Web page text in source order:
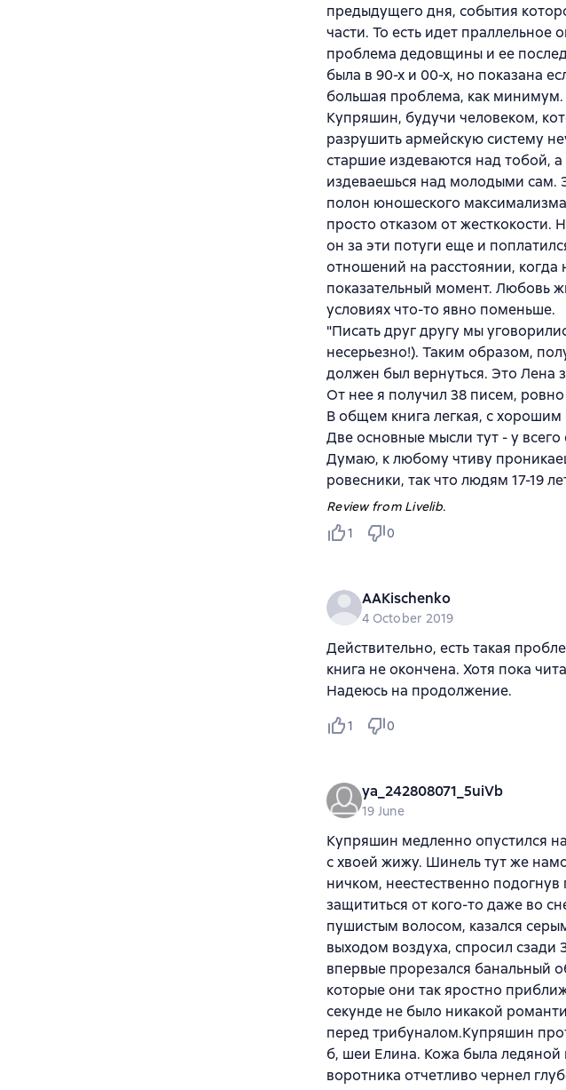
предыдущего дня, события
части. То есть идет
проблема дедовщины и ее
была в 90-х и 00-х, но показана
большая проблема, как
Купряшин, будучи человеком,
разрушить армейскую систему
старшие издеваются над тобой,
издеваешься над молодыми сам.
полон юношеского
просто отказом от жесткокости.
он за эти потуги еще и
отношений на расстоянии,
показательный момент. Любовь
условиях что-то явно поменьше.
"Писать друг другу мы
несерьезно!). Таким образом,
должен был вернуться. Это Лена
От нее я получил 38 писем,
В общем книга легкая, с
Две основные мысли тут - у
Думаю, к любому чтиву
ровесники, так что людям 17-19
Review from Livelib.
1
0
AAKischenko
4 October 2019
Действительно, есть такая
книга не окончена. Хотя пока
Надеюсь на продолжение.
1 0
ya_242808071_5uiVb
19 June
Купряшин медленно опустился
с хвоей жижу. Шинель тут же
ничком, неестественно
защититься от кого-то даже во
пушистым волосом, казался
выходом воздуха, спросил сзади
впервые прорезался банальный
которые они так яростно
секунде не было никакой
перед трибуналом.Купряшин
б, шеи Елина. Кожа была
воротника отчетливо чернел